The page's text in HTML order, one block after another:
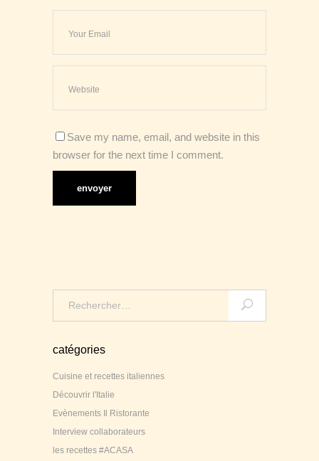
Save my name, email, and website in this
browser for the next time I comment.
catégories
Cuisine et recettes italiennes
Découvrir l'Italie
Evènements Il Ristorante
Interview collaborateurs
les recettes #ACASA